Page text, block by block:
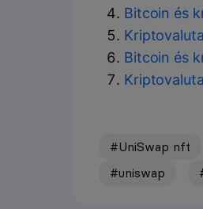
Bitcoin és
Bitcoin és
#UniSwap nft
#uniswap